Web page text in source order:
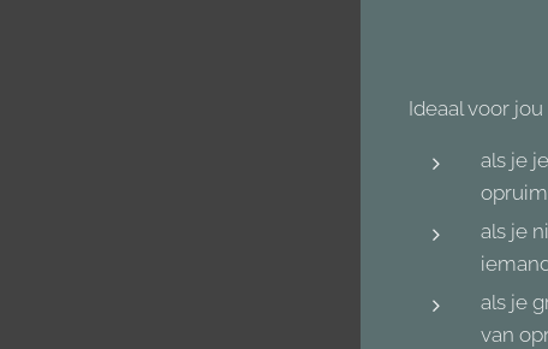
Ideaal voor jou
als je
als je
als je
van